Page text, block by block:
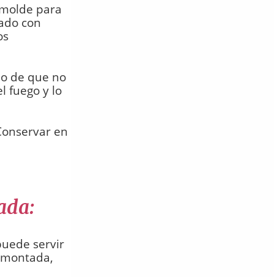
para
con
de que no
fuego y lo
en
servir